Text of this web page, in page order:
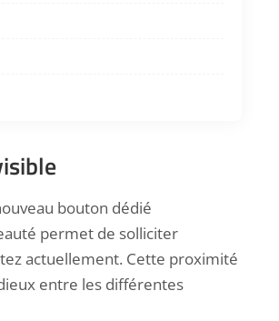
bouton dédié
permet de solliciter
actuellement. Cette proximité
entre les différentes